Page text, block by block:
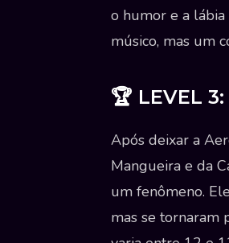
o humor e a
músico, mas um
🏆 LEVEL
Após deixar a
Mangueira e da
um fenômeno.
mas se tornaram